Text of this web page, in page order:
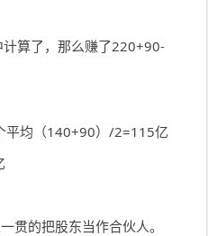
算了，那么赚了220+90-
平均（140+90）/2=115亿
贯的把股东当作合伙人。